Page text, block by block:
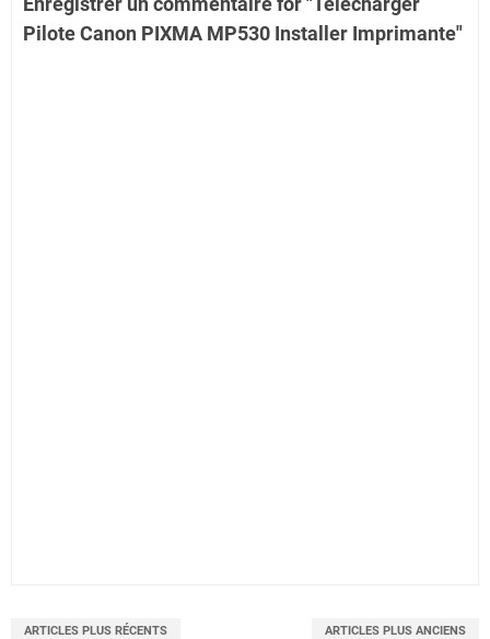
Pilote Canon PIXMA MP530 Installer Imprimante"
ARTICLES PLUS RÉCENTS ARTICLES PLUS ANCIENS